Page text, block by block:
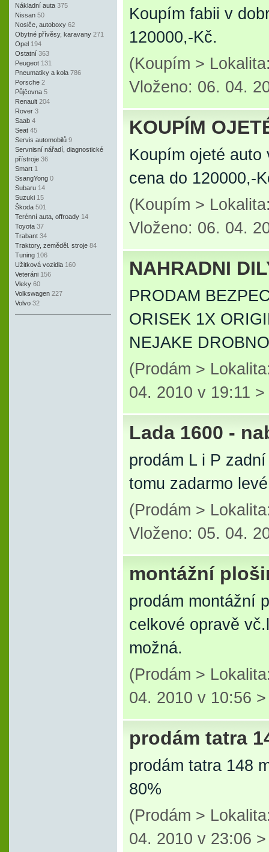
Nákladní auta 375
Nissan 50
Nosiče, autoboxy 62
Obytné přívěsy, karavany 271
Opel 194
Ostatní 363
Peugeot 131
Pneumatiky a kola 786
Porsche 2
Půjčovna 5
Renault 204
Rover 3
Saab 4
Seat 45
Servis automobilů 9
Servnisní nářadí, diagnostické
přístroje 36
Smart 1
SsangYong 0
Subaru 14
Suzuki 15
Škoda 501
Terénní auta, offroady 14
Toyota 37
Trabant 34
Traktory, zeměděl. stroje 84
Tuning 106
Užitková vozidla 160
Veteráni 156
Vleky 60
Volkswagen 227
Volvo 32
Koupím fabii v
120000,-Kč.
(Koupím >
Vloženo: 06. 04.
KOUPÍM
Koupím ojeté auto
cena do 120000,-
(Koupím >
Vloženo: 06. 04.
NAHRADNI
PRODAM
ORISEK 1X
NEJAKE
(Prodám >
04. 2010 v 19:11 >
Lada 1600 -
prodám L i P
tomu zadarmo
(Prodám >
Vloženo: 05. 04.
montážní
prodám montážní
celkové opravě
možná.
(Prodám >
04. 2010 v 10:56
prodám tatra
prodám tatra 148
80%
(Prodám >
04. 2010 v 23:06